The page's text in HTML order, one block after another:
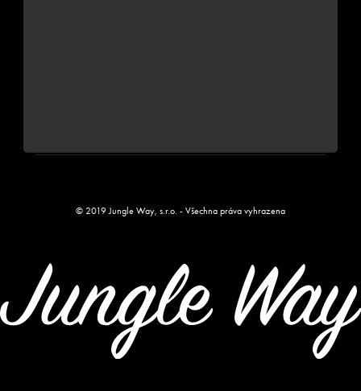
© 2019 Jungle Way, s.r.o. - Všechna práva vyhrazena